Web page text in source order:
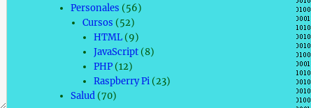
Personales (56)
Cursos (52)
HTML(9)
JavaScript(8)
PHP(12)
Raspberry Pi(23)
Salud (70)